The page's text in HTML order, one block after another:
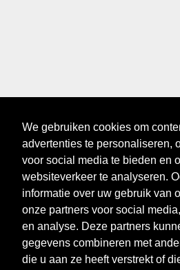
We gebruiken cookies om
advertenties te personaliseren,
voor social media te bieden en
websiteverkeer te analyseren.
informatie over uw gebruik van
onze partners voor social
en analyse. Deze partners
gegevens combineren met
die u aan ze heeft verstrekt of